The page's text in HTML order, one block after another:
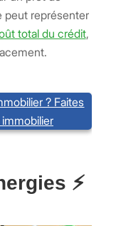
représenter
total du crédit,
? Faites
⚡